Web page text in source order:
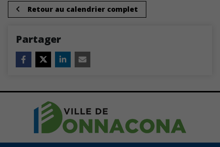
Retour au calendrier complet
Partager